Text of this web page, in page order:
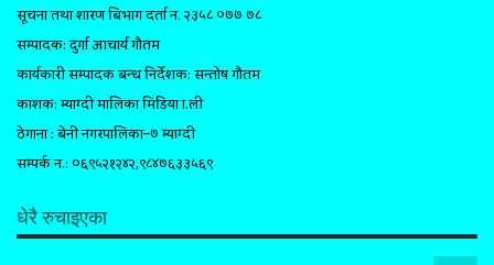
सूचना तथा प्रशारण बिभाग दर्ता न. २३५८ ०७७ ७८
सम्पादक: दुर्गा आचार्य गौतम
कार्यकारी सम्पादक प्रबन्ध निर्देशक: सन्तोष गौतम
प्रकाशक: म्याग्दी मालिका मिडिया प्रा.ली
ठेगाना : बेनी नगरपालिका–७ म्याग्दी
सम्पर्क न.: ०६९५२१२४२,९८४७६३३५६९
धेरै रुचाइएका